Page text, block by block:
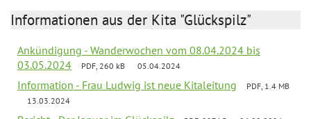
Informationen aus der Kita "Glückspilz"
Ankündigung - Wanderwochen vom 08.04.2024 bis
03.05.2024
PDF, 260 kB 05.04.2024
Information - Frau Ludwig ist neue Kitaleitung
PDF, 1.4 MB
13.03.2024